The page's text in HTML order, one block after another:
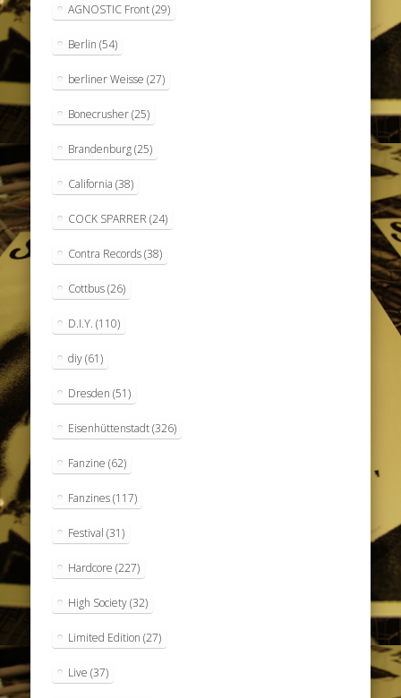
AGNOSTIC Front(29)
Berlin (54)
berliner Weisse (27)
Bonecrusher(25)
Brandenburg(25)
California (38)
COCK SPARRER (24)
Contra Records(38)
Cottbus(26)
D.I.Y. (110)
diy(61)
Dresden (51)
Eisenhüttenstadt(326)
Fanzine (62)
Fanzines(117)
Festival (31)
Hardcore (227)
High Society(32)
Limited Edition (27)
Live (37)